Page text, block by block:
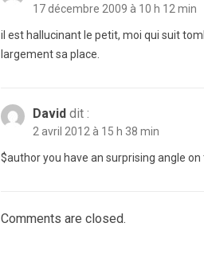
17 décembre 2009 à 10 h 12 min
il est hallucinant le petit, moi qui suit
largement sa place.
David dit :
2 avril 2012 à 15 h 38 min
$author you have an surprising angle
Comments are closed.